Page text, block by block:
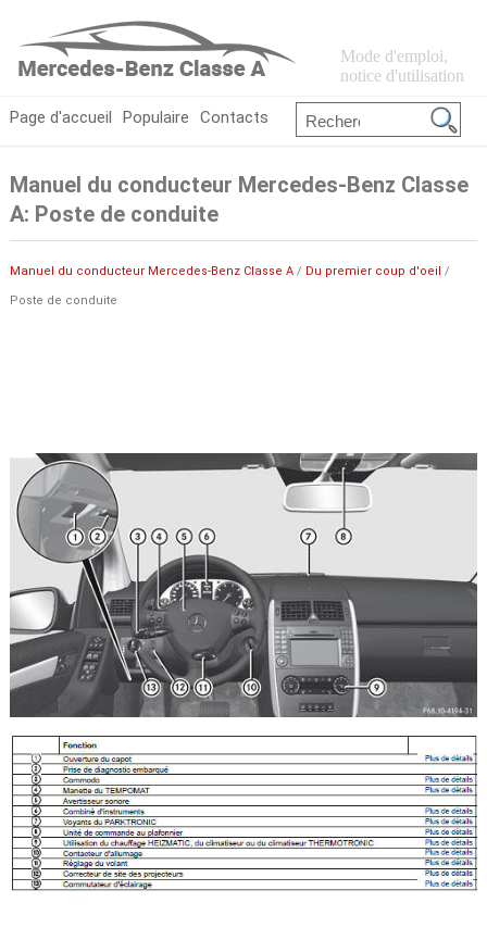
Mode d'emploi,
notice d'utilisation
Page d'accueil Populaire Contacts
Manuel du conducteur Mercedes-Benz Classe
A: Poste de conduite
Manuel du conducteur Mercedes-Benz Classe A/ Du premier coup d'oeil /
Poste de conduite